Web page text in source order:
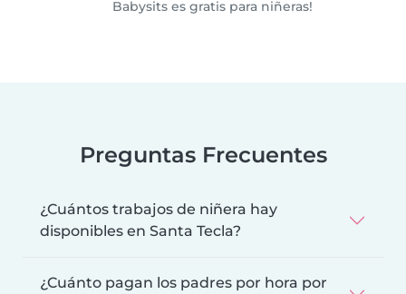
Babysits es gratis para niñeras!
Preguntas Frecuentes
¿Cuántos trabajos de niñera hay
disponibles en Santa Tecla?
¿Cuánto pagan los padres por hora por